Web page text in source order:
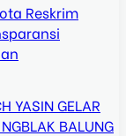
Reskrim
YASIN GELAR
BALUNG